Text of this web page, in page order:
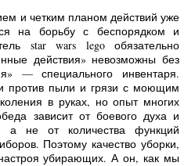
и четким планом действий уже
на борьбу с беспорядком и
star wars lego обязательно
действия» невозможны без
— специального инвентаря.
против пыли и грязи с моющим
в руках, но опыт многих
зависит от боевого духа и
а не от количества функций
Поэтому качество уборки,
убирающих. А он, как мы